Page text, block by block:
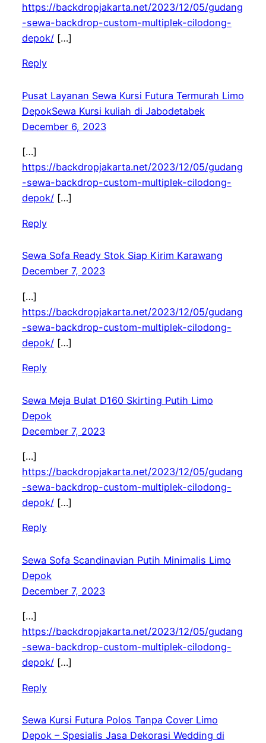
https://backdropjakarta.net/2023/12/05/gudang
-sewa-backdrop-custom-multiplek-cilodong-
depok/[…]
Reply
Pusat Layanan Sewa Kursi Futura Termurah Limo
DepokSewa Kursi kuliah di Jabodetabek
December 6, 2023
[…]
https://backdropjakarta.net/2023/12/05/gudang
-sewa-backdrop-custom-multiplek-cilodong-
depok/[…]
Reply
Sewa Sofa Ready Stok Siap Kirim Karawang
December 7, 2023
[…]
https://backdropjakarta.net/2023/12/05/gudang
-sewa-backdrop-custom-multiplek-cilodong-
depok/[…]
Reply
Sewa Meja Bulat D160 Skirting Putih Limo
Depok
December 7, 2023
[…]
https://backdropjakarta.net/2023/12/05/gudang
-sewa-backdrop-custom-multiplek-cilodong-
depok/[…]
Reply
Sewa Sofa Scandinavian Putih Minimalis Limo
Depok
December 7, 2023
[…]
https://backdropjakarta.net/2023/12/05/gudang
-sewa-backdrop-custom-multiplek-cilodong-
depok/[…]
Reply
Sewa Kursi Futura Polos Tanpa Cover Limo
Depok – Spesialis Jasa Dekorasi Wedding di